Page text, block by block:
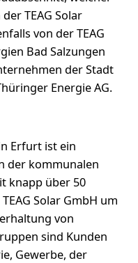
TEAG Solar
von der TEAG
Bad Salzungen
der Stadt
Energie AG.
Erfurt ist ein
der kommunalen
knapp über 50
Solar GmbH um
von
sind Kunden
Gewerbe, der